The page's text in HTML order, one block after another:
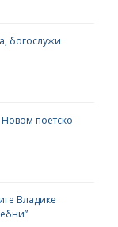
богослужи
поетско
Владике